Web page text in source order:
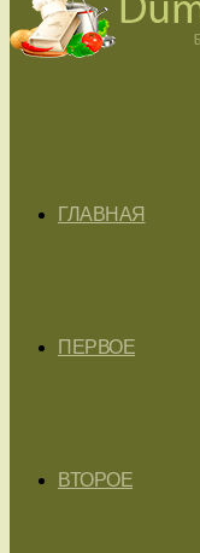
ГЛАВНАЯ
ПЕРВОЕ
ВТОРОЕ